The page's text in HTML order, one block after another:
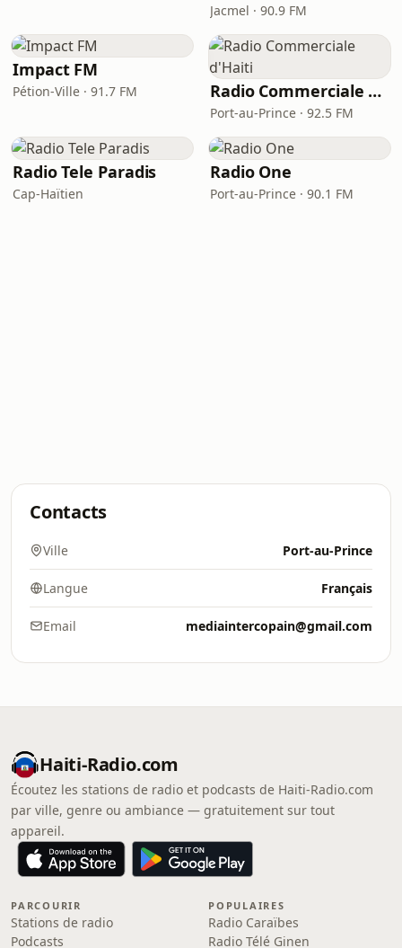
Jacmel · 90.9 FM
Impact FM
Pétion-Ville · 91.7 FM Radio Commerciale d'Haiti
Port-au-Prince · 92.5 FM
Radio Tele Paradis
Cap-Haïtien
Radio One
Port-au-Prince · 90.1 FM
Contacts
Ville Port-au-Prince
Langue Français
Email mediaintercopain@gmail.com
Haiti-Radio.com
Écoutez les stations de radio et podcasts de Haiti-Radio.com
par ville, genre ou ambiance — gratuitement sur tout
appareil.
PARCOURIR
Stations de radio
Podcasts
POPULAIRES
Radio Caraïbes
Radio Télé Ginen